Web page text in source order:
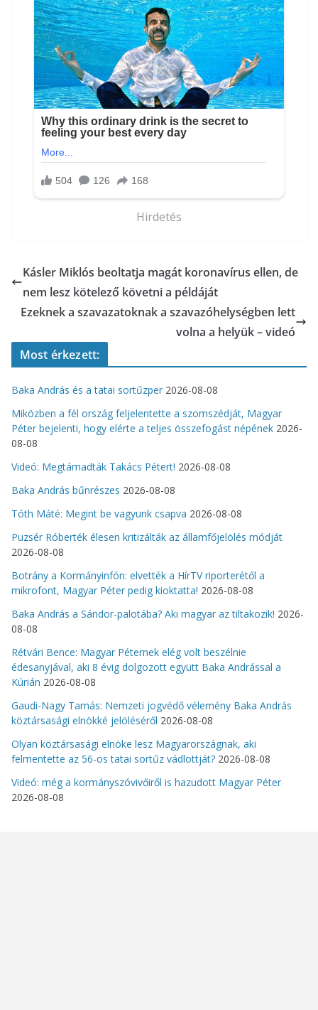
Hirdetés
Kásler Miklós beoltatja magát koronavírus ellen, de
nem lesz kötelező követni a példáját
Ezeknek a szavazatoknak a szavazóhelységben lett
volna a helyük – videó
Most érkezett:
Baka András és a tatai sortűzper 2026-08-08
Miközben a fél ország feljelentette a szomszédját, Magyar
Péter bejelenti, hogy elérte a teljes összefogást népének 2026-
08-08
Videó: Megtámadták Takács Pétert! 2026-08-08
Baka András bűnrészes 2026-08-08
Tóth Máté: Megint be vagyunk csapva 2026-08-08
Puzsér Róberték élesen kritizálták az államfőjelölés módját
2026-08-08
Botrány a Kormányinfón: elvették a HírTV riporterétől a
mikrofont, Magyar Péter pedig kioktatta! 2026-08-08
Baka András a Sándor-palotába? Aki magyar az tiltakozik! 2026-
08-08
Rétvári Bence: Magyar Péternek elég volt beszélnie
édesanyjával, aki 8 évig dolgozott együtt Baka Andrással a
Kúrián 2026-08-08
Gaudi-Nagy Tamás: Nemzeti jogvédő vélemény Baka András
köztársasági elnökké jelöléséről 2026-08-08
Olyan köztársasági elnöke lesz Magyarországnak, aki
felmentette az 56-os tatai sortűz vádlottját? 2026-08-08
Videó: még a kormányszóvivőiről is hazudott Magyar Péter
2026-08-08